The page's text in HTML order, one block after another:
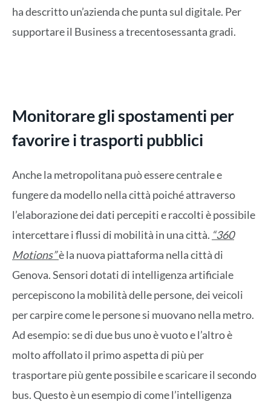
ha descritto un’azienda che punta sul digitale. Per
supportare il Business a trecentosessanta gradi.
Monitorare gli spostamenti per
favorire i trasporti pubblici
Anche la metropolitana può essere centrale e
fungere da modello nella città poiché attraverso
l’elaborazione dei dati percepiti e raccolti è possibile
intercettare i flussi di mobilità in una città. “360
Motions”è la nuova piattaforma nella città di
Genova. Sensori dotati di intelligenza artificiale
percepiscono la mobilità delle persone, dei veicoli
per carpire come le persone si muovano nella metro.
Ad esempio: se di due bus uno è vuoto e l’altro è
molto affollato il primo aspetta di più per
trasportare più gente possibile e scaricare il secondo
bus. Questo è un esempio di come l’intelligenza